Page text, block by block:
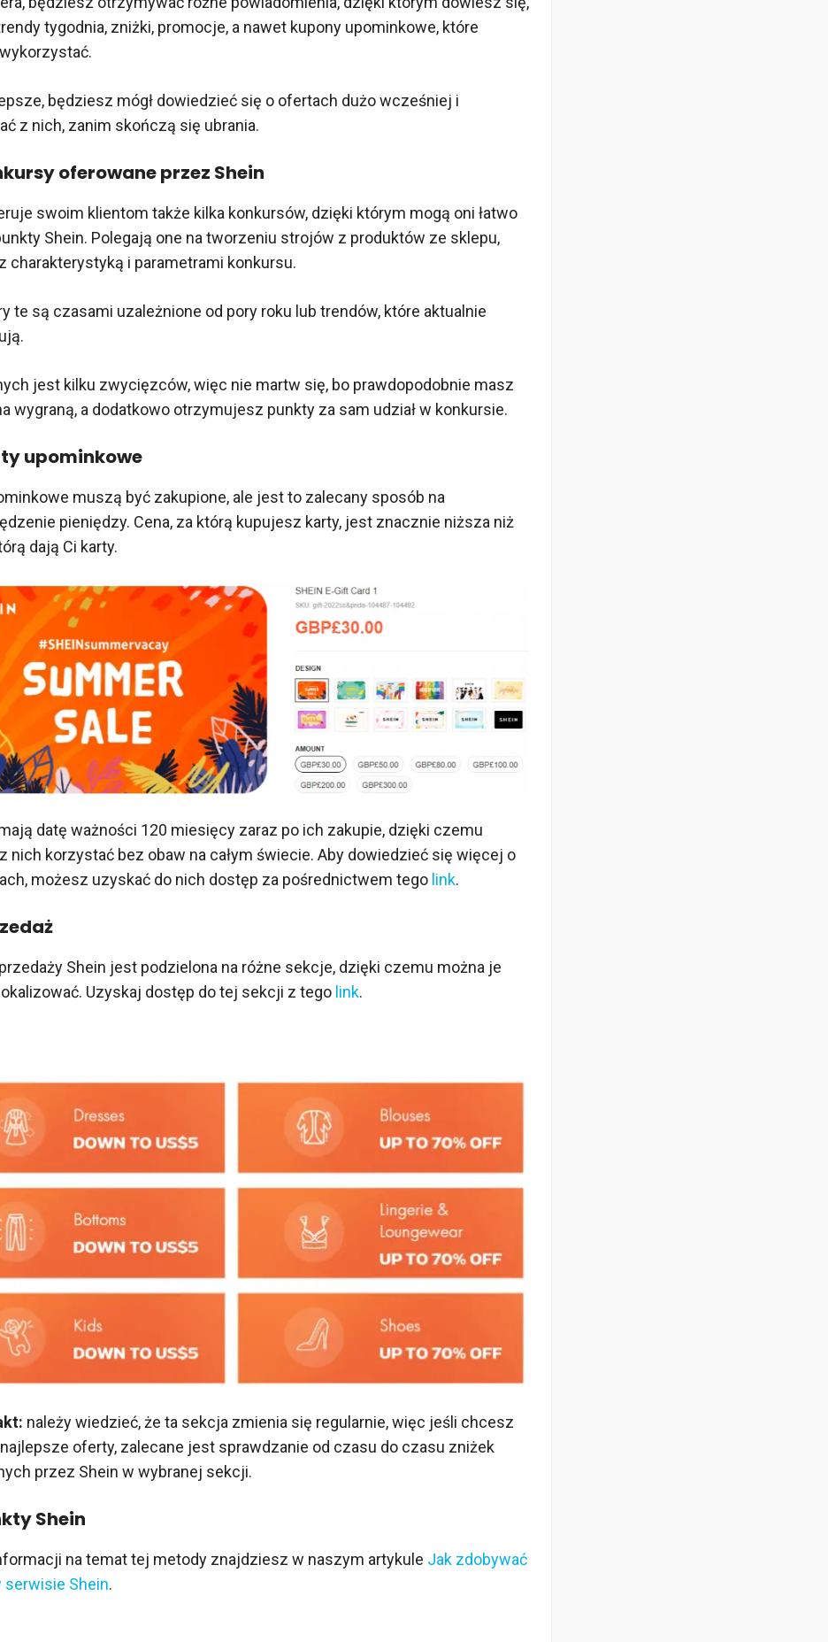
tygodnia, zniżki, promocje, a nawet kupony upominkowe, które
będziesz mógł dowiedzieć się o ofertach dużo wcześniej i
z nich, zanim skończą się ubrania.
oferowane przez Shein
swoim klientom także kilka konkursów, dzięki którym mogą oni łatwo
Shein. Polegają one na tworzeniu strojów z produktów ze sklepu,
charakterystyką i parametrami konkursu.
te są czasami uzależnione od pory roku lub trendów, które aktualnie
jest kilku zwycięzców, więc nie martw się, bo prawdopodobnie masz
wygraną, a dodatkowo otrzymujesz punkty za sam udział w konkursie.
upominkowe
muszą być zakupione, ale jest to zalecany sposób na
pieniędzy. Cena, za którą kupujesz karty, jest znacznie niższa niż
dają Ci karty.
datę ważności 120 miesięcy zaraz po ich zakupie, dzięki czemu
nich korzystać bez obaw na całym świecie. Aby dowiedzieć się więcej o
możesz uzyskać do nich dostęp za pośrednictwem tego link.
Shein jest podzielona na różne sekcje, dzięki czemu można je
Uzyskaj dostęp do tej sekcji z tego link.
należy wiedzieć, że ta sekcja zmienia się regularnie, więc jeśli chcesz
oferty, zalecane jest sprawdzanie od czasu do czasu zniżek
przez Shein w wybranej sekcji.
Shein
na temat tej metody znajdziesz w naszym artykule Jak zdobywać
serwisie Shein.